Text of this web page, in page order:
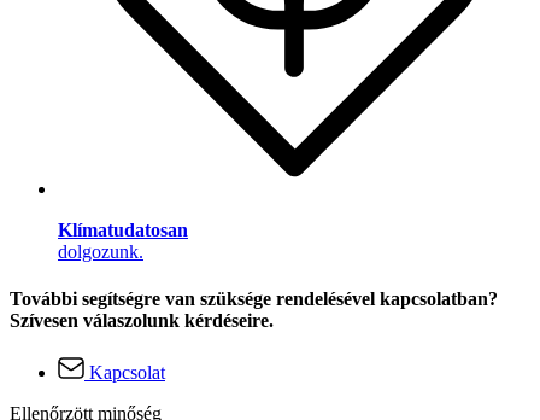
Klímatudatosan
dolgozunk.
További segítségre van szüksége rendelésével kapcsolatban?
Szívesen válaszolunk kérdéseire.
Kapcsolat
Ellenőrzött minőség